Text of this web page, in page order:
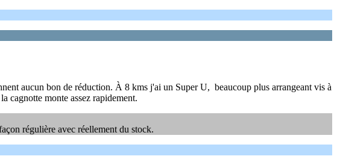
aucun bon de réduction. À 8 kms j'ai un Super U, beaucoup plus arrangeant vis à
cagnotte monte assez rapidement.
régulière avec réellement du stock.